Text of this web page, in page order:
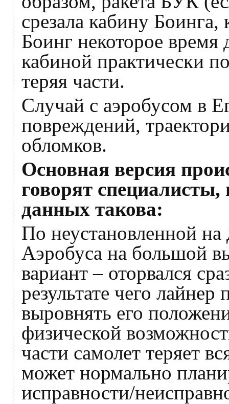
срезала кабину Боинга,
Боинг некоторое время
кабиной практически
теряя части.
Случай с аэробусом в
повреждений,
обломков.
Основная версия
говорят
данных такова:
По неустановленной
Аэробуса на большой
вариант – оторвался
результате чего
выровнять его
физической
части самолет теряет
может нормально
исправности/